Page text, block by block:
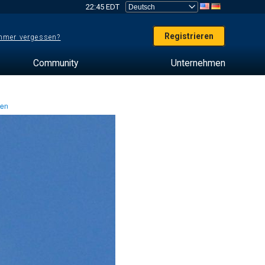
22:45 EDT
vergessen? Registrieren
Community Unternehmen